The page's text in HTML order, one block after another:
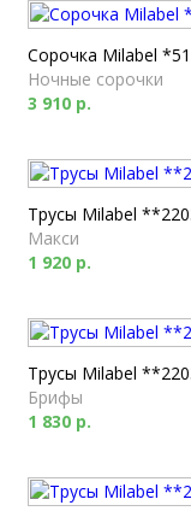
Сорочка Milabel
Ночные сорочки
3 910 р.
Трусы Milabel
Макси
1 920 р.
Трусы Milabel
Брифы
1 830 р.